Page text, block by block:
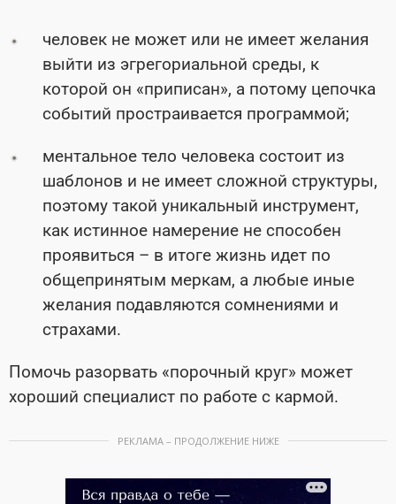
человек не может или не имеет желания
выйти из эгрегориальной среды, к
которой он «приписан», а потому цепочка
событий простраивается программой;
ментальное тело человека состоит из
шаблонов и не имеет сложной структуры,
поэтому такой уникальный инструмент,
как истинное намерение не способен
проявиться – в итоге жизнь идет по
общепринятым меркам, а любые иные
желания подавляются сомнениями и
страхами.
Помочь разорвать «порочный круг» может
хороший специалист по работе с кармой.
РЕКЛАМА – ПРОДОЛЖЕНИЕ НИЖЕ